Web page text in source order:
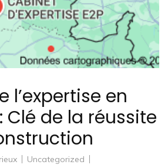
l’expertise en
de la réussite
Uncategorized